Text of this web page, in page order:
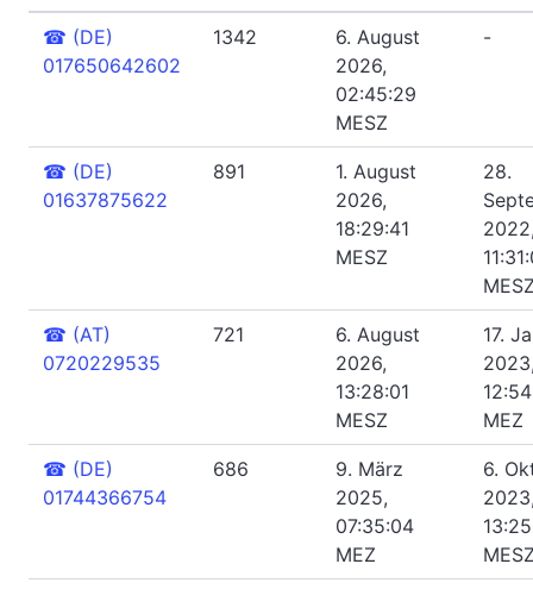
☎ (DE)
017650642602
1342
6. August
2026,
02:45:29
MESZ
-
☎ (DE)
01637875622
891
1. August
2026,
18:29:41
MESZ
28.
☎ (AT)
0720229535
721
6. August
2026,
13:28:01
MESZ
17.
MEZ
☎ (DE)
01744366754
686
9. März
2025,
07:35:04
MEZ
6.